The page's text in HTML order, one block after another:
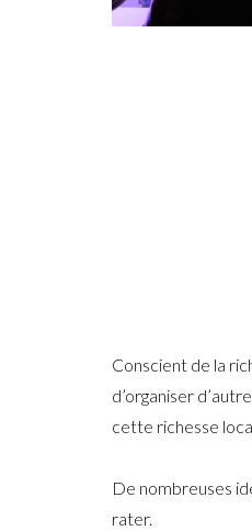
Conscient de la
d’organiser
cette richesse
De nombreuses
rater.